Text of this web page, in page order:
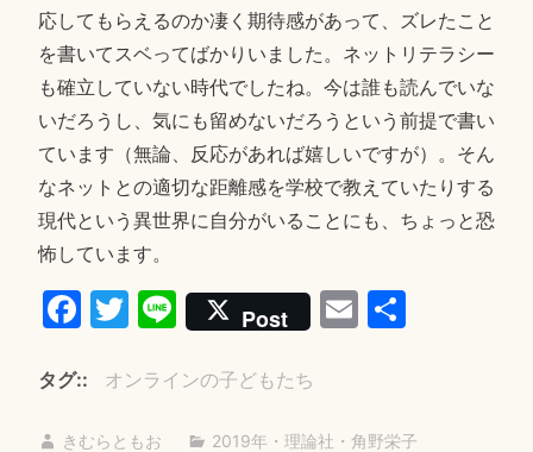
応してもらえるのか凄く期待感があって、ズレたこと
を書いてスベってばかりいました。ネットリテラシー
も確立していない時代でしたね。今は誰も読んでいな
いだろうし、気にも留めないだろうという前提で書い
ています（無論、反応があれば嬉しいですが）。そん
なネットとの適切な距離感を学校で教えていたりする
現代という異世界に自分がいることにも、ちょっと恐
怖しています。
Fa
bo
ok
T
tte
r
Li
ne
Post E 共
タグ: オンラインの子どもたち
きむらともお 2019年 ・ 理論社 ・ 角野栄子